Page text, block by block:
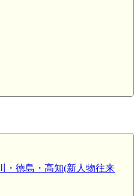
・徳島・高知(新人物往来
影野駅(5.2km)